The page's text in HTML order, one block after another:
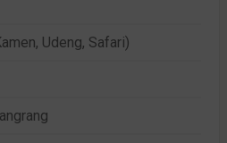
Udeng, Safari)